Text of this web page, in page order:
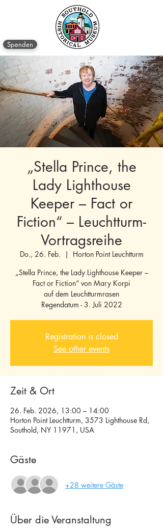
Spenden
„Stella Prince, the
Lady Lighthouse
Keeper – Fact or
Fiction“ – Leuchtturm-
Vortragsreihe
Do., 26. Feb.
  |
Horton Point Leuchtturm
„Stella Prince, the Lady Lighthouse Keeper –
Fact or Fiction“ von Mary Korpi
auf dem Leuchtturmrasen
Regendatum - 3. Juli 2022
Registration is closed
See other events
Zeit & Ort
26. Feb. 2026, 13:00 – 14:00
Horton Point Leuchtturm, 3573 Lighthouse Rd,
Southold, NY 11971, USA
Gäste
+28 weitere Gäste
Über die Veranstaltung